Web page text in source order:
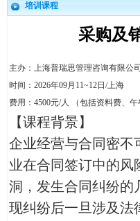
培训课程
采购及
主办：上海普瑞思管理咨询有限公
时间：2026年09月11~12日/上海
费用：4500元/人 （包括资料费、午
【课程背景】
企业经营与合同密不
业在合同签订中的风
洞，发生合同纠纷的
现纠纷后一旦涉及法